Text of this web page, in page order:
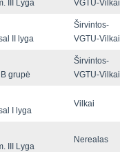
III Lyga
VGTU-Vilkai
II lyga
Širvintos-
VGTU-Vilkai
grupė
Širvintos-
VGTU-Vilkai
I lyga
Vilkai
III Lyga
Nerealas